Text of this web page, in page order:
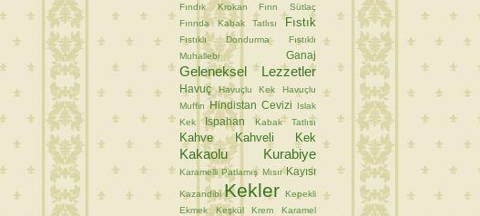
Fındık Krokan
Fırın Sütlaç
Fırında Kabak Tatlısı
Fıstık
Fıstıklı Dondurma
Fıstıklı
Muhallebi
Ganaj
Geleneksel Lezzetler
Havuç Havuçlu Kek
Havuçlu
Muffin Hindistan Cevizi
Islak
Kek
Ispahan Kabak Tatlısı
Kahve Kahveli Kek
Kakaolu Kurabiye
Karamelli Patlamış Mısır Kayısı
Kazandibi Kekler Kepekli
Ekmek
Keşkül Krem Karamel